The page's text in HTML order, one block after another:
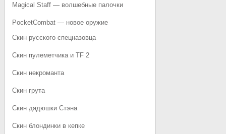
Magical Staff — волшебные палочки
PocketCombat — новое оружие
Скин русского спецназовца
Скин пулеметчика и TF 2
Скин некроманта
Скин грута
Скин дядюшки Стэна
Скин блондинки в кепке